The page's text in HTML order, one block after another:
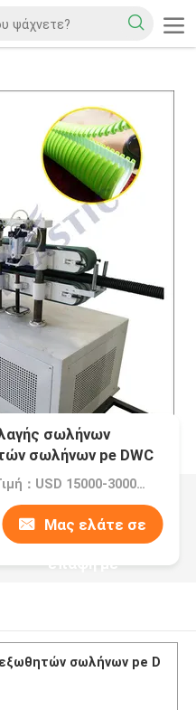
σωλήνων
σωλήνων pe DWC
Τιμή：USD 15000-30000 per set
Μας ελάτε σε
επαφή με
σωλήνων pe D